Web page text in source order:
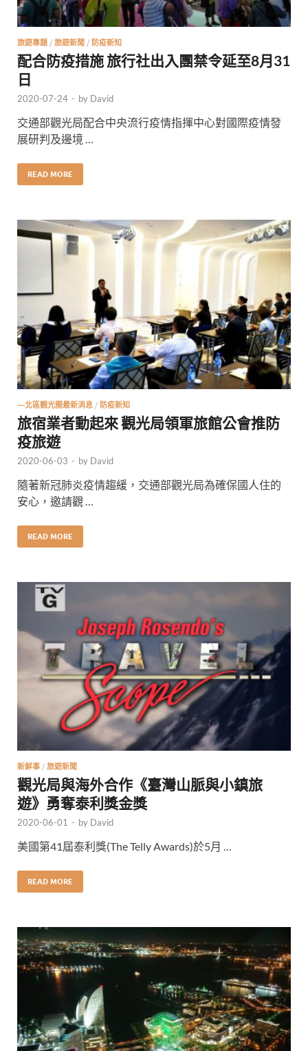
旅遊專題 / 旅遊新聞 / 防疫新知
配合防疫措施 旅行社出入團禁令延至8月31
日
2020-07-24 - by David
交通部觀光局配合中央流行疫情指揮中心對國際疫情發
展研判及邊境 …
READ MORE
—北區觀光圈最新消息 / 防疫新知
旅宿業者動起來 觀光局領軍旅館公會推防
疫旅遊
2020-06-03 - by David
隨著新冠肺炎疫情趨緩，交通部觀光局為確保國人住的
安心，邀請觀 …
READ MORE
新鮮事 / 旅遊新聞
觀光局與海外合作《臺灣山脈與小鎮旅
遊》勇奪泰利獎金獎
2020-06-01 - by David
美國第41屆泰利獎(The Telly Awards)於5月 …
READ MORE